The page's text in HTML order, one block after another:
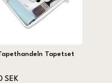
Tapetset
SEK